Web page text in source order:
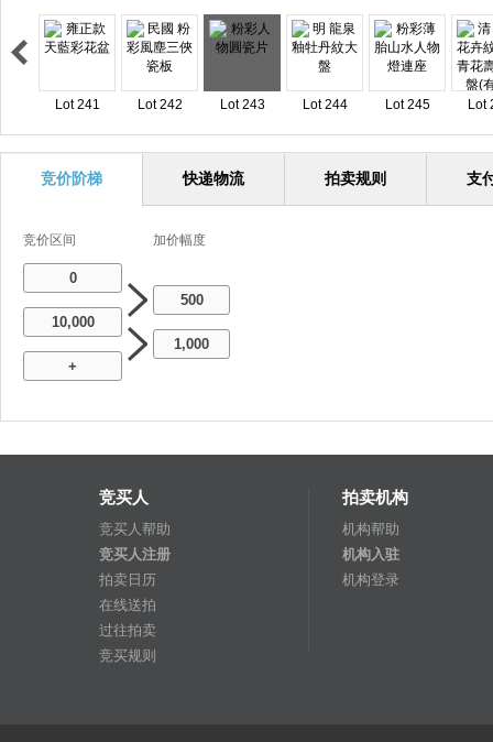
Lot 241 Lot 242 Lot 243 Lot 244 Lot 245 Lot
竞价阶梯 快递物流 拍卖规则 支
竞价区间 加价幅度
0
500
10,000
1,000
+
竞买人
竞买人帮助
竞买人注册
拍卖日历
在线送拍
过往拍卖
竞买规则
拍卖机构
机构帮助
机构入驻
机构登录